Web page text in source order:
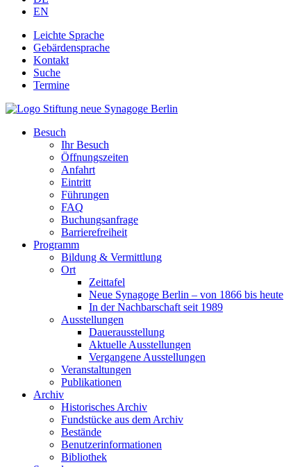
EN
Leichte Sprache
Gebärdensprache
Kontakt
Suche
Termine
Besuch
Ihr Besuch
Öffnungszeiten
Anfahrt
Eintritt
Führungen
FAQ
Buchungsanfrage
Barrierefreiheit
Programm
Bildung & Vermittlung
Ort
Zeittafel
Neue Synagoge Berlin – von 1866 bis heute
In der Nachbarschaft seit 1989
Ausstellungen
Dauerausstellung
Aktuelle Ausstellungen
Vergangene Ausstellungen
Veranstaltungen
Publikationen
Archiv
Historisches Archiv
Fundstücke aus dem Archiv
Bestände
Benutzerinformationen
Bibliothek